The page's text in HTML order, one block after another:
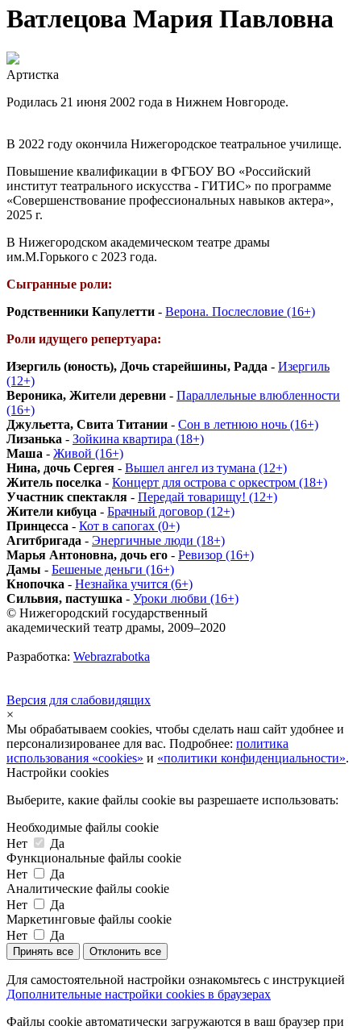
Ватлецова Мария Павловна
Артистка
Родилась 21 июня 2002 года в Нижнем Новгороде.
В 2022 году окончила Нижегородское театральное училище.
Повышение квалификации в ФГБОУ ВО «Российский
институт театрального искусства - ГИТИС» по программе
«Совершенствование профессиональных навыков актера»,
2025 г.
В Нижегородском академическом театре драмы
им.М.Горького с 2023 года.
Сыгранные роли:
Родственники Капулетти - Верона. Послесловие (16+)
Роли идущего репертуара:
Изергиль (юность), Дочь старейшины, Радда - Изергиль
(12+)
Вероника, Жители деревни - Параллельные влюбленности
(16+)
Джульетта, Свита Титании - Сон в летнюю ночь (16+)
Лизанька - Зойкина квартира (18+)
Маша - Живой (16+)
Нина, дочь Сергея - Вышел ангел из тумана (12+)
Житель поселка - Концерт для острова с оркестром (18+)
Участник спектакля - Передай товарищу! (12+)
Жители кибуца - Брачный договор (12+)
Принцесса - Кот в сапогах (0+)
Агитбригада - Энергичные люди (18+)
Марья Антоновна, дочь его - Ревизор (16+)
Дамы - Бешеные деньги (16+)
Кнопочка - Незнайка учится (6+)
Сильвия, пастушка - Уроки любви (16+)
© Нижегородский государственный
академический театр драмы, 2009–2020
Разработка: Webrazrabotka
Версия для слабовидящих
×
Мы обрабатываем cookies, чтобы сделать наш сайт удобнее и
персонализированее для вас. Подробнее: политика
использования «cookies» и «политики конфиденциальности».
Настройки cookies
Выберите, какие файлы cookie вы разрешаете использовать:
Необходимые файлы cookie
Нет
Да
Функциональные файлы cookie
Нет
Да
Аналитические файлы cookie
Нет
Да
Маркетинговые файлы cookie
Нет
Да
Принять все Отклонить все
Для самостоятельной настройки ознакомьтесь с инструкцией
Дополнительные настройки cookies в браузерах
Файлы cookie автоматически загружаются в ваш браузер при